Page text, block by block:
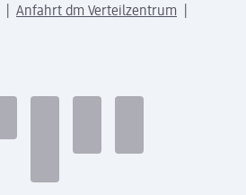
Anfahrt dm Verteilzentrum